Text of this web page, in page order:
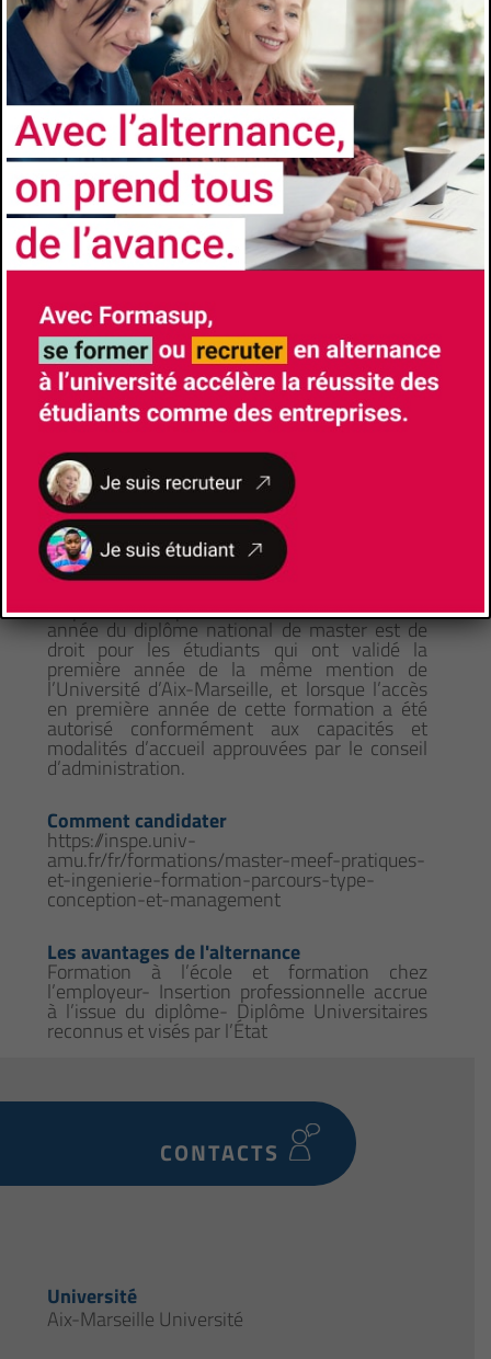
ADMISSION
Niveau d’accès
Prérequis
Etudiants titulaires d’une licence Admission en
master 1 : dépend de la capacité d’accueil
approuvée pour chaque mention de master
par le conseil d’administration d’AMU, est
subordonnée à un examen du dossier de
l’étudiant Les 180 crédits de la licence doivent
être entièrement acquis par l’étudiant : aucun
dispositif d’enjambement ou de passage
anticipé au niveau M1 n’est autorisé si la
licence n’est pas validée dans sa totalité. Le
redoublement en master est possible, en
première ou deuxième année, sur décision du
jury (demande expresse auprès du
responsable de parcours). L'accès en deuxième
année du diplôme national de master est de
droit pour les étudiants qui ont validé la
première année de la même mention de
l’Université d’Aix-Marseille, et lorsque l’accès
en première année de cette formation a été
autorisé conformément aux capacités et
modalités d’accueil approuvées par le conseil
d’administration.
Comment candidater
https://inspe.univ-
amu.fr/fr/formations/master-meef-pratiques-
et-ingenierie-formation-parcours-type-
conception-et-management
Les avantages de l'alternance
Formation à l’école et formation chez
l’employeur- Insertion professionnelle accrue
à l’issue du diplôme- Diplôme Universitaires
reconnus et visés par l’État
CONTACTS
Université
Aix-Marseille Université